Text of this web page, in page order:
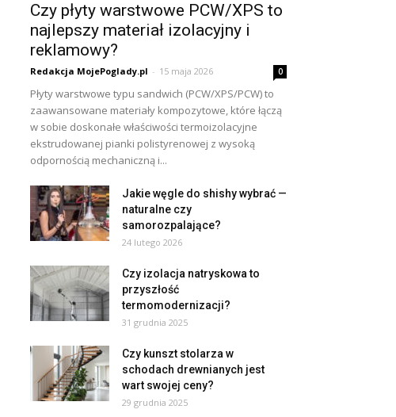
Czy płyty warstwowe PCW/XPS to
najlepszy materiał izolacyjny i
reklamowy?
Redakcja MojePoglady.pl - 15 maja 2026 0
Płyty warstwowe typu sandwich (PCW/XPS/PCW) to
zaawansowane materiały kompozytowe, które łączą
w sobie doskonałe właściwości termoizolacyjne
ekstrudowanej pianki polistyrenowej z wysoką
odpornością mechaniczną i...
Jakie węgle do shishy wybrać —
naturalne czy
samorozpalające?
24 lutego 2026
Czy izolacja natryskowa to
przyszłość
termomodernizacji?
31 grudnia 2025
Czy kunszt stolarza w
schodach drewnianych jest
wart swojej ceny?
29 grudnia 2025